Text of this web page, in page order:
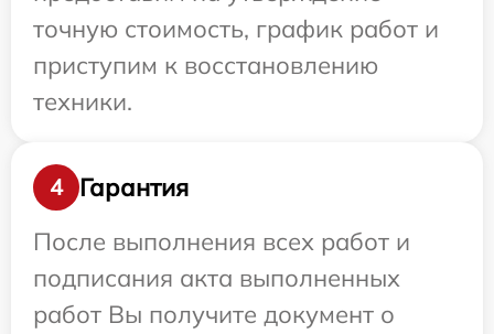
точную стоимость, график работ и
приступим к восстановлению
техники.
4
Гарантия
После выполнения всех работ и
подписания акта выполненных
работ Вы получите документ о